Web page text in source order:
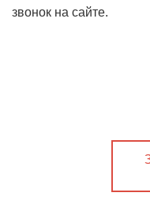
звонок на сайте.